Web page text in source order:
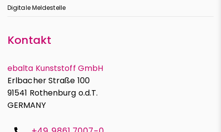
Digitale Meldestelle
Kontakt
ebalta Kunststoff GmbH
Erlbacher Straße 100
91541 Rothenburg o.d.T.
GERMANY